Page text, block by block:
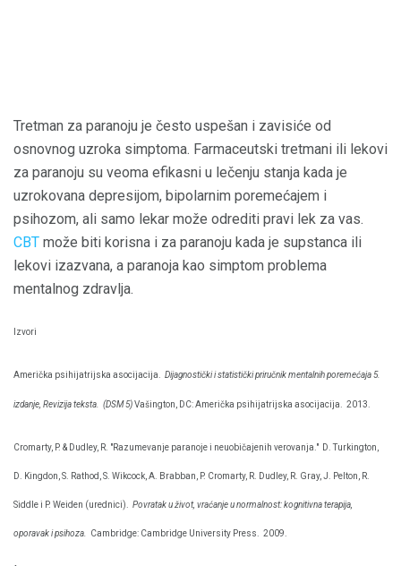
Tretman za paranoju je često uspešan i zavisiće od
osnovnog uzroka simptoma. Farmaceutski tretmani ili lekovi
za paranoju su veoma efikasni u lečenju stanja kada je
uzrokovana depresijom, bipolarnim poremećajem i
psihozom, ali samo lekar može odrediti pravi lek za vas.
CBT može biti korisna i za paranoju kada je supstanca ili
lekovi izazvana, a paranoja kao simptom problema
mentalnog zdravlja.
Izvori
Američka psihijatrijska asocijacija. Dijagnostički i statistički priručnik mentalnih poremećaja 5.
izdanje, Revizija teksta. (DSM 5)Vašington, DC: Američka psihijatrijska asocijacija. 2013.
Cromarty, P. & Dudley, R. "Razumevanje paranoje i neuobičajenih verovanja." D. Turkington,
D. Kingdon, S. Rathod, S. Wikcock, A. Brabban, P. Cromarty, R. Dudley, R. Gray, J. Pelton, R.
Siddle i P. Weiden (urednici). Povratak u život, vraćanje u normalnost: kognitivna terapija,
oporavak i psihoza. Cambridge: Cambridge University Press. 2009.